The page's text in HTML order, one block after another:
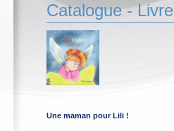
Catalogue -
Une maman pour Lili !